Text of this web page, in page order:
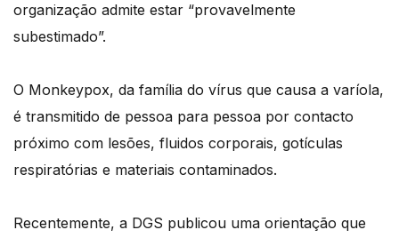
organização admite estar “provavelmente
subestimado”.
O Monkeypox, da família do vírus que causa a varíola,
é transmitido de pessoa para pessoa por contacto
próximo com lesões, fluidos corporais, gotículas
respiratórias e materiais contaminados.
Recentemente, a DGS publicou uma orientação que